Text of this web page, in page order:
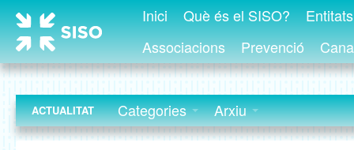
Inici Què és el SISO?
Associacions
Prevenció
ACTUALITAT Categories Arxiu